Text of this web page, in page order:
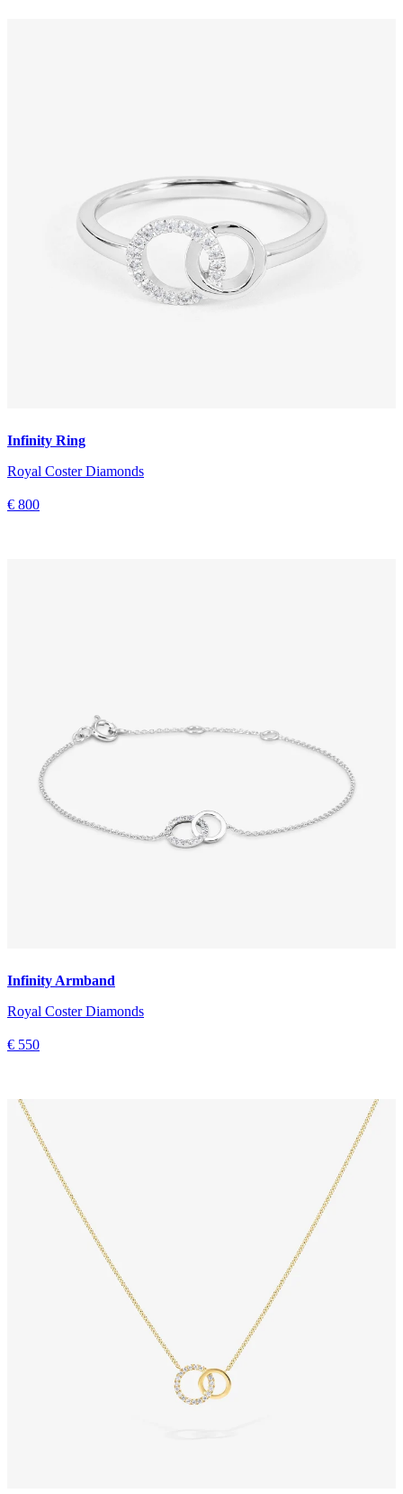
Infinity Ring
Royal Coster Diamonds
€ 800
Infinity Armband
Royal Coster Diamonds
€ 550